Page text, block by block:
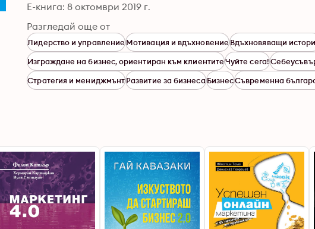
Е-книга: 8 октомври 2019 г.
Разгледай още от
Лидерство и управлениеМотивация и вдъхновениеВдъхновяващи
Изграждане на бизнес, ориентиран към клиентитеЧуйте сега!
Стратегия и мениджмънтРазвитие за бизнесаБизнесСъвременна